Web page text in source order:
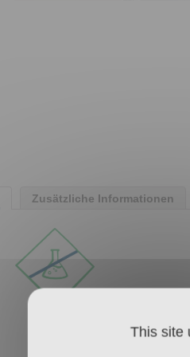
Zusätzliche Informationen
This site